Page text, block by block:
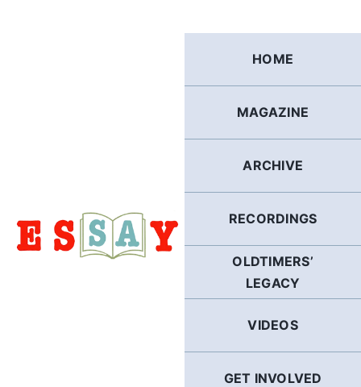
HOME
MAGAZINE
ARCHIVE
RECORDINGS
OLDTIMERS’
LEGACY
VIDEOS
GET INVOLVED